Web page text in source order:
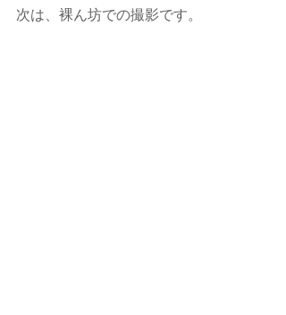
次は、裸ん坊での撮影です。